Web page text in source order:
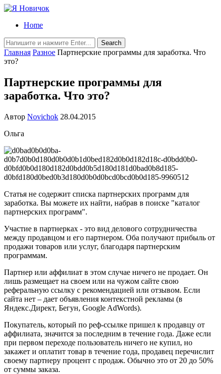
Home
Главная Разное Партнерские программы для заработка. Что
это?
Партнерские программы для
заработка. Что это?
Автор Novichok 28.04.2015
Ольга
Статья не содержит списка партнерских программ для
заработка. Вы можете их найти, набрав в поиске "каталог
партнерских программ".
Участие в партнерках - это вид делового сотрудничества
между продавцом и его партнером. Оба получают прибыль от
продажи товаров или услуг, благодаря партнерским
программам.
Партнер или аффилиат в этом случае ничего не продает. Он
лишь размещает на своем или на чужом сайте свою
реферальную ссылку с рекомендацией или отзывом. Если
сайта нет – дает объявления контекстной рекламы (в
Яндекс.Директ, Бегун, Google AdWords).
Покупатель, который по реф-ссылке пришел к продавцу от
аффилиата, значится за последним в течение года. Даже если
при первом переходе пользователь ничего не купил, но
закажет и оплатит товар в течение года, продавец перечислит
своему партнеру процент с продаж. Обычно это от 20 до 50%
от суммы заказа.